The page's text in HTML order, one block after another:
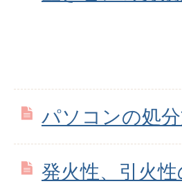
パソコンの処
発火性、引火